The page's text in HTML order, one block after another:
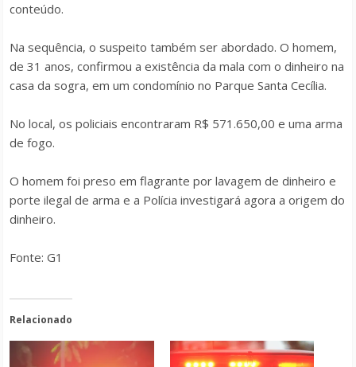
conteúdo.
Na sequência, o suspeito também ser abordado. O homem,
de 31 anos, confirmou a existência da mala com o dinheiro na
casa da sogra, em um condomínio no Parque Santa Cecília.
No local, os policiais encontraram R$ 571.650,00 e uma arma
de fogo.
O homem foi preso em flagrante por lavagem de dinheiro e
porte ilegal de arma e a Polícia investigará agora a origem do
dinheiro.
Fonte: G1
Relacionado